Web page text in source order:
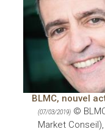
BLMC, nouvel
(07/03/2019) ©
Market